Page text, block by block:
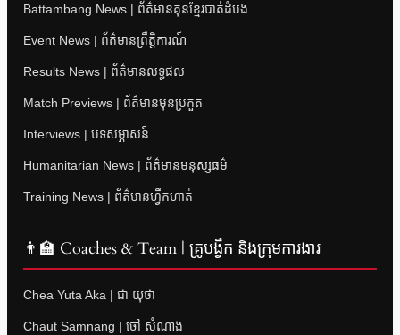
Battambang News | ព័ត៌មានគុនខ្មែរបាត់ដំបង
Event News | ព័ត៌មានព្រឹត្តិការណ៍
Results News | ព័ត៌មានលទ្ធផល
Match Previews | ព័ត៌មានមុនប្រកួត
Interviews | បទសម្ភាសន៍
Humanitarian News | ព័ត៌មានមនុស្សធម៌
Training News | ព័ត៌មានហ្វឹកហាត់
👨‍🏫 Coaches & Team | គ្រូបង្វឹក និងក្រុមការងារ
Chea Yuta Aka | ជា យុថា
Chaut Samnang | ចៅ សំណាង